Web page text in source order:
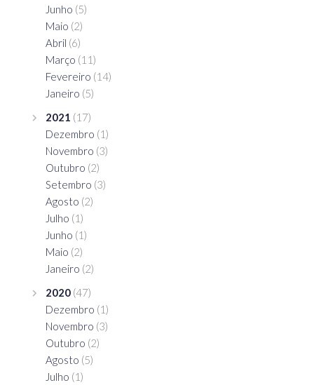
Junho (5)
Maio (2)
Abril (6)
Março (11)
Fevereiro (14)
Janeiro (5)
2021 (17)
Dezembro (1)
Novembro (3)
Outubro (2)
Setembro (3)
Agosto (2)
Julho (1)
Junho (1)
Maio (2)
Janeiro (2)
2020 (47)
Dezembro (1)
Novembro (3)
Outubro (2)
Agosto (5)
Julho (1)